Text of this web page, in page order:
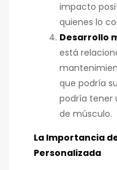
impacto
quienes lo
Desarrollo
está
que podría
podría tener
de músculo.
La Importancia
Personalizada